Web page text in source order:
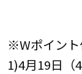
※Wポイン
1)4月19日（